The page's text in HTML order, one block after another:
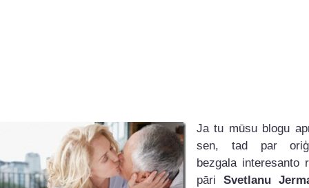
Ja tu mūsu blogu
sen, tad par
bezgala interesanto
pāri Svetlanu